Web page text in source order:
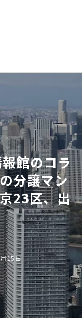
館のコラ
分譲マン
23区、出
15日